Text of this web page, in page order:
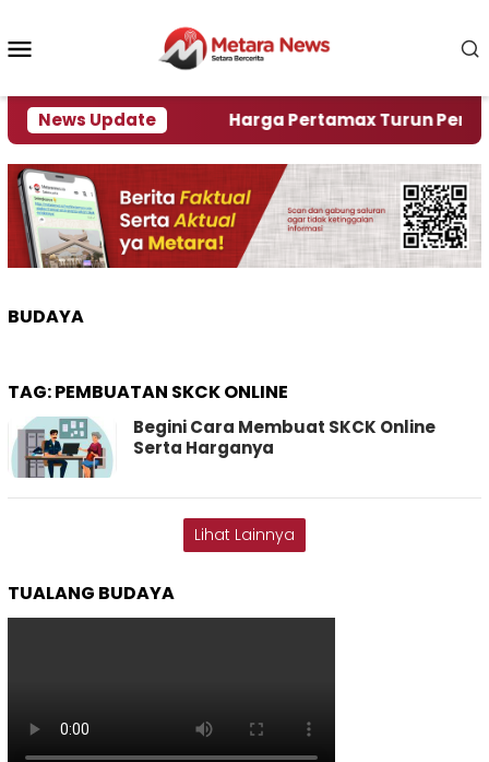
konten
News Update
Krisi Air Harga Pertamax Turun Per Hari
BUDAYA
TAG:PEMBUATAN SKCK ONLINE
Begini Cara Membuat SKCK Online
Serta Harganya
Lihat Lainnya
TUALANG BUDAYA